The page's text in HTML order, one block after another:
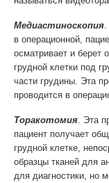
Медиастиноскопия
в операционной,
осматривает и берет
грудной клетки под
части грудины. Эта
проводится в
Торакотомия . Эта
пациент получает
грудной клетке,
образцы тканей для
для диагностики, но